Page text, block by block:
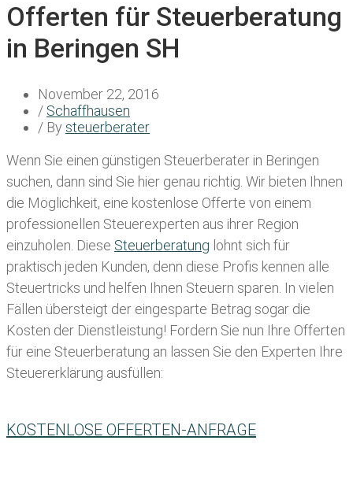
Offerten für Steuerberatung
in Beringen SH
November 22, 2016
/ Schaffhausen
/ By steuerberater
Wenn Sie einen günstigen Steuerberater in Beringen
suchen, dann sind Sie hier genau richtig. Wir bieten Ihnen
die Möglichkeit, eine kostenlose Offerte von einem
professionellen Steuerexperten aus ihrer Region
einzuholen. Diese Steuerberatung lohnt sich für
praktisch jeden Kunden, denn diese Profis kennen alle
Steuertricks und helfen Ihnen Steuern sparen. In vielen
Fällen übersteigt der eingesparte Betrag sogar die
Kosten der Dienstleistung! Fordern Sie nun Ihre Offerten
für eine Steuerberatung an lassen Sie den Experten Ihre
Steuererklärung ausfüllen:
KOSTENLOSE OFFERTEN-ANFRAGE